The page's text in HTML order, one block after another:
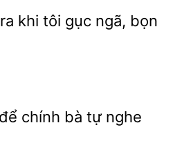
ra khi tôi
ngã,
chính bà tự